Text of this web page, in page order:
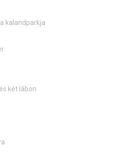
kalandparkja
két lábon